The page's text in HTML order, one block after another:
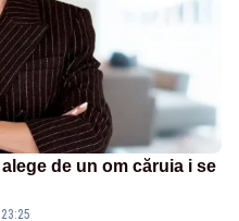
de un om căruia i se